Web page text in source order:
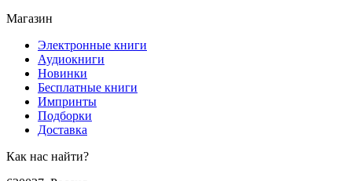
Магазин
Электронные книги
Аудиокниги
Новинки
Бесплатные книги
Импринты
Подборки
Доставка
Как нас найти?